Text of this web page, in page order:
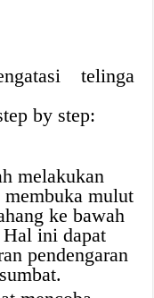
telinga
by step:
melakukan
membuka mulut
ke bawah
Hal ini dapat
pendengaran